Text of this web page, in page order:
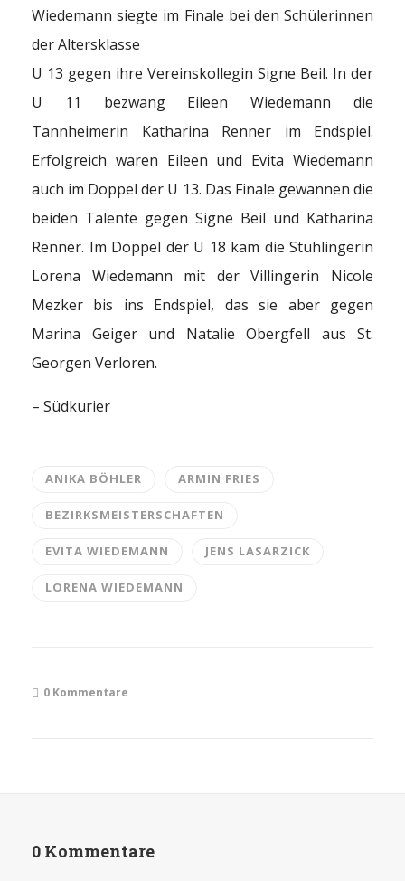
Wiedemann siegte im Finale bei den Schülerinnen
der Altersklasse
U 13 gegen ihre Vereinskollegin Signe Beil. In der
U 11 bezwang Eileen Wiedemann die
Tannheimerin Katharina Renner im Endspiel.
Erfolgreich waren Eileen und Evita Wiedemann
auch im Doppel der U 13. Das Finale gewannen die
beiden Talente gegen Signe Beil und Katharina
Renner. Im Doppel der U 18 kam die Stühlingerin
Lorena Wiedemann mit der Villingerin Nicole
Mezker bis ins Endspiel, das sie aber gegen
Marina Geiger und Natalie Obergfell aus St.
Georgen Verloren.
– Südkurier
ANIKA BÖHLER ARMIN FRIES
BEZIRKSMEISTERSCHAFTEN
EVITA WIEDEMANN JENS LASARZICK
LORENA WIEDEMANN
0 Kommentare
0 Kommentare